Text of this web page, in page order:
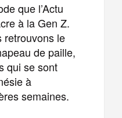
que l’Actu
à la Gen Z.
retrouvons le
de paille,
qui se sont
à
semaines.